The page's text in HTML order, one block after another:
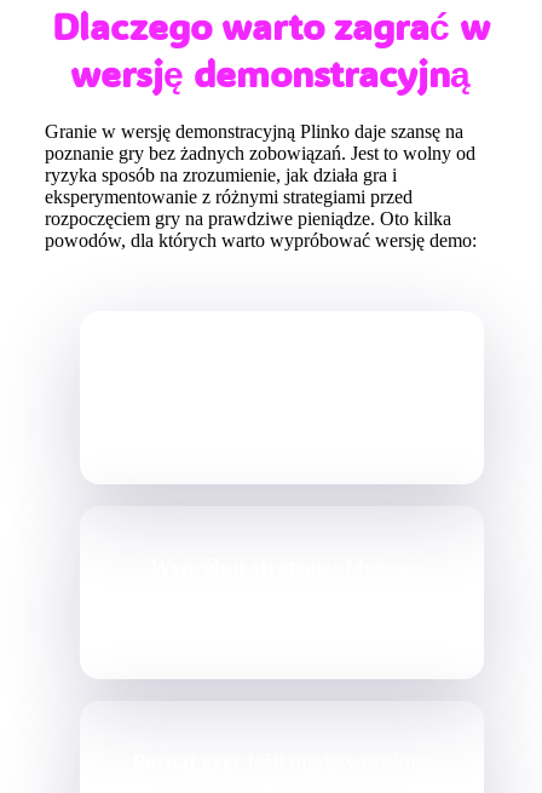
Dlaczego warto zagrać w
wersję demonstracyjną
Granie w wersję demonstracyjną Plinko daje szansę na
poznanie gry bez żadnych zobowiązań. Jest to wolny od
ryzyka sposób na zrozumienie, jak działa gra i
eksperymentowanie z różnymi strategiami przed
rozpoczęciem gry na prawdziwe pieniądze. Oto kilka
powodów, dla których warto wypróbować wersję demo: